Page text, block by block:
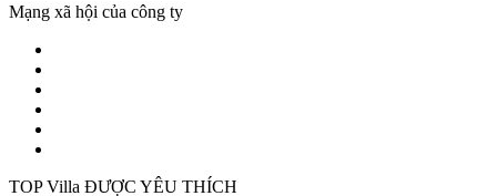
Mạng xã hội của công ty
TOP Villa ĐƯỢC YÊU THÍCH